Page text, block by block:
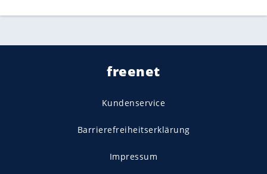
freenet
Kundenservice
Barrierefreiheitserklärung
Impressum